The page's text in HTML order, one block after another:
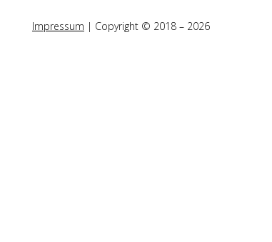
Impressum | Copyright © 2018 – 2026